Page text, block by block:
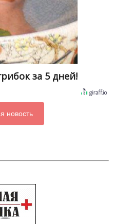
за 5 дней!
новость